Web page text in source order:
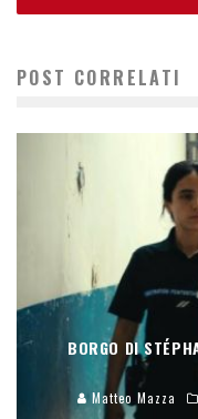
POST CORRELATI
BORGO DI
Matteo Mazza